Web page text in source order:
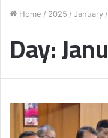
Home / 2025 / January /
Day: